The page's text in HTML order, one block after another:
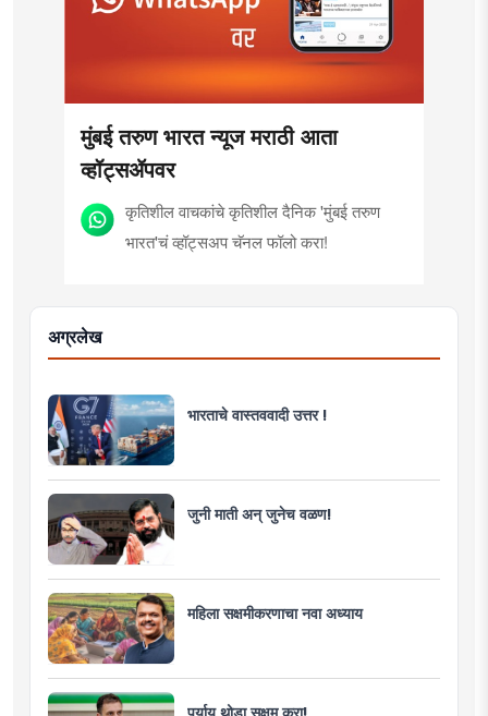
मुंबई तरुण भारत न्यूज मराठी आता
व्हॉट्सॲपवर
कृतिशील वाचकांचे कृतिशील दैनिक 'मुंबई तरुण
भारत'चं व्हॉट्सअप चॅनल फॉलो करा!
अग्रलेख
भारताचे वास्तववादी उत्तर !
जुनी माती अन् जुनेच वळण!
महिला सक्षमीकरणाचा नवा अध्याय